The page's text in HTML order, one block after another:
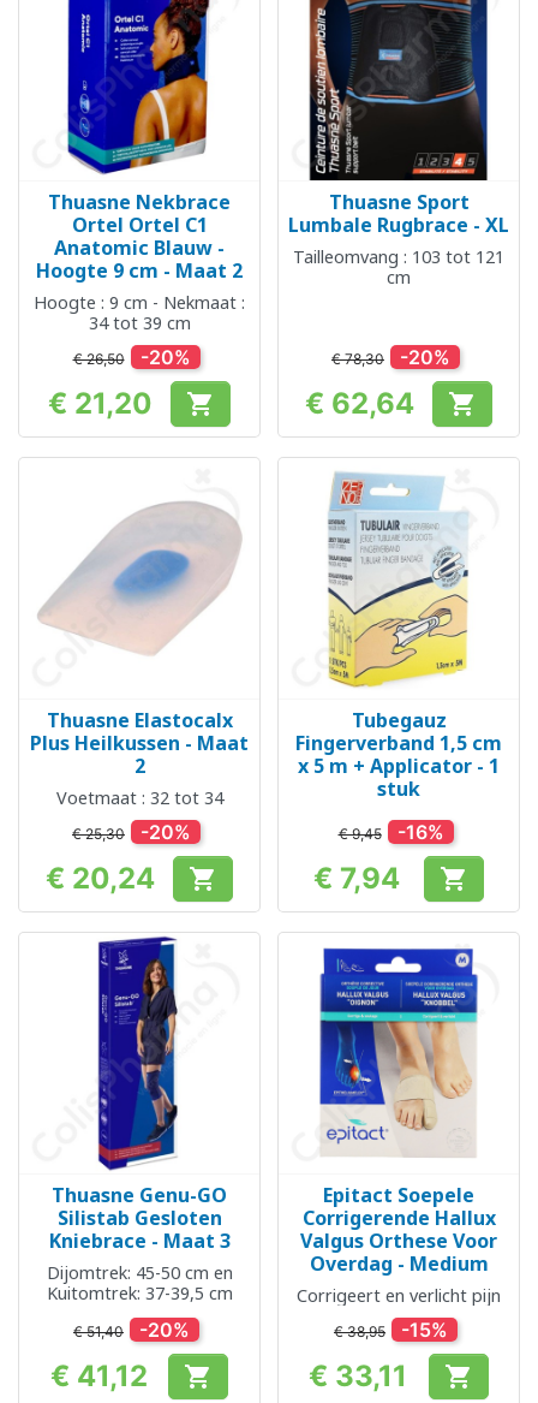
Thuasne Nekbrace
Ortel Ortel C1
Anatomic Blauw -
Hoogte 9 cm - Maat 2
Hoogte : 9 cm - Nekmaat :
34 tot 39 cm
€ 26,50 -20%
Prijs
€ 21,20 
Thuasne Sport
Lumbale Rugbrace - XL
Tailleomvang : 103 tot 121
cm
€ 78,30 -20%
Prijs
€ 62,64 
Thuasne Elastocalx
Plus Heilkussen - Maat
2
Voetmaat : 32 tot 34
€ 25,30 -20%
Prijs
€ 20,24 
Tubegauz
Fingerverband 1,5 cm
x 5 m + Applicator - 1
stuk
€ 9,45 -16%
Prijs
€ 7,94 
Thuasne Genu-GO
Silistab Gesloten
Kniebrace - Maat 3
Dijomtrek: 45-50 cm en
Kuitomtrek: 37-39,5 cm
€ 51,40 -20%
Prijs
€ 41,12 
Epitact Soepele
Corrigerende Hallux
Valgus Orthese Voor
Overdag - Medium
Corrigeert en verlicht pijn
€ 38,95 -15%
Prijs
€ 33,11 